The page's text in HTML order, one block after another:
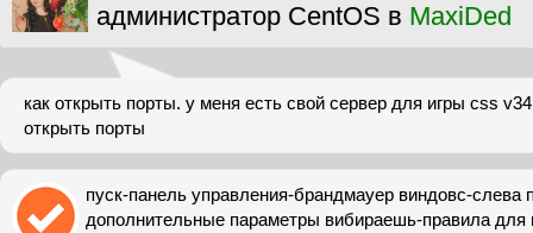
администратор CentOS в MaxiDed
как открыть порты. у меня есть свой сервер для игры css
открыть порты
пуск-панель управления-брандмауер виндовс-слева
дополнительные параметры вибираешь-правила для